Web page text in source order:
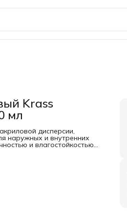
Krass
мл
дисперсии,
наружных и внутренних
и влагостойкостью
как акриловые герметики.